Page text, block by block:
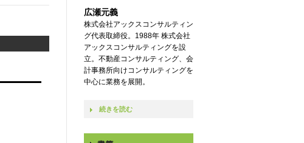
広瀬元義
株式会社アックスコンサルティン
グ代表取締役。1988年 株式会社
アックスコンサルティングを設
立。不動産コンサルティング、会
計事務所向けコンサルティングを
中心に業務を展開。
続きを読む